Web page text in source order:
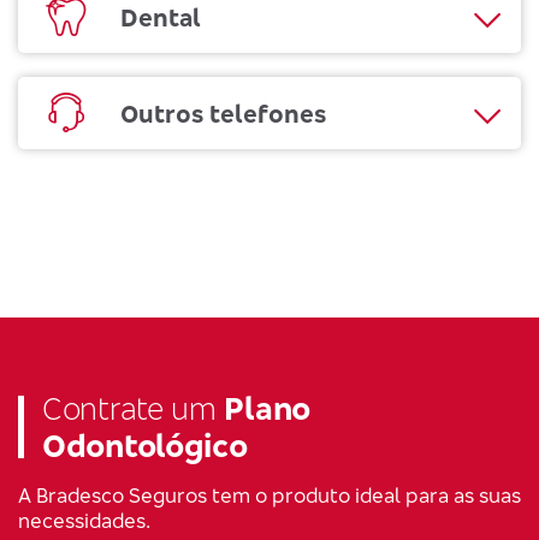
Dental
Outros telefones
Contrate um Plano
Odontológico
A Bradesco Seguros tem o produto ideal para as suas
necessidades.